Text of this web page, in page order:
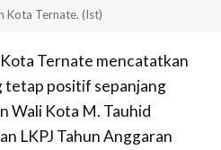
Kota Ternate. (Ist)
Ternate mencatatkan
tetap positif sepanjang
Wali Kota M. Tauhid
LKPJ Tahun Anggaran